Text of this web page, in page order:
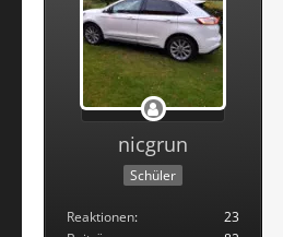
nicgrun
Schüler
Reaktionen
23